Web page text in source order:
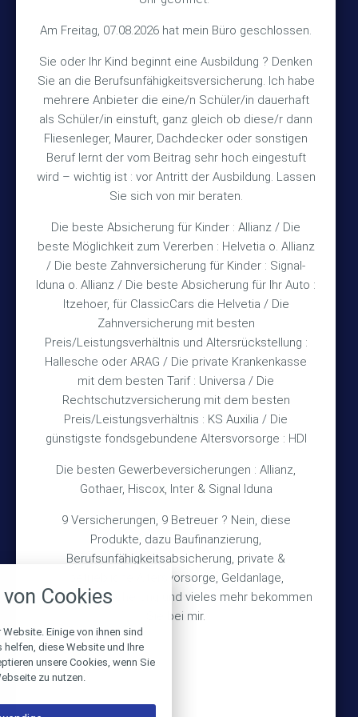
Am Freitag, 07.08.2026 hat mein Büro geschlossen.
Sie oder Ihr Kind beginnt eine Ausbildung ? Denken
Sie an die Berufsunfähigkeitsversicherung. Ich habe
mehrere Anbieter die eine/n Schüler/in dauerhaft
als Schüler/in einstuft, ganz gleich ob diese/r dann
Fliesenleger, Maurer, Dachdecker oder sonstigen
Beruf lernt der vom Beitrag sehr hoch eingestuft
wird – wichtig ist : vor Antritt der Ausbildung. Lassen
Sie sich von mir beraten.
Die beste Absicherung für Kinder : Allianz / Die
beste Möglichkeit zum Vererben : Helvetia o. Allianz
/ Die beste Zahnversicherung für Kinder : Signal-
Iduna o. Allianz / Die beste Absicherung für Ihr Auto :
Itzehoer, für ClassicCars die Helvetia / Die
Zahnversicherung mit besten
Preis/Leistungsverhältnis und Altersrückstellung :
Hallesche oder ARAG / Die private Krankenkasse
mit dem besten Tarif : Universa / Die
Rechtschutzversicherung mit dem besten
Preis/Leistungsverhältnis : KS Auxilia / Die
günstigste fondsgebundene Altersvorsorge : HDI
Die besten Gewerbeversicherungen : Allianz,
Gothaer, Hiscox, Inter & Signal Iduna
9 Versicherungen, 9 Betreuer ? Nein, diese
Produkte, dazu Baufinanzierung,
Berufsunfähigkeitsabsicherung, private &
betriebliche Altersvorsorge, Geldanlage,
Gebäudeversicherung und vieles mehr bekommen
Sie bei mir.
Kontakt
TEL +49 (5105) 1811
FAX +49 (5105) 2720
vmh1a@web.de
Bürozeiten
Mo – Fr 10:15 – 12:00 Uhr
Mo & Do 15:30 – 18:00 Uhr
und nach Vereinbarung
Rechtliches
Impressum
Datenschutz
Erstinformation
Wichtiges
Über mich
Bedarfsermittlung
Schadensmeldung
© 2026 Versicherungsmakler Haberkamp GmbH
Made with
Cookies
Einige von ihnen sind
diese Website und Ihre
unsere Cookies, wenn Sie
zu nutzen.
alle verwendeten Cookies und
zu blockieren.
Notwendig
Performance